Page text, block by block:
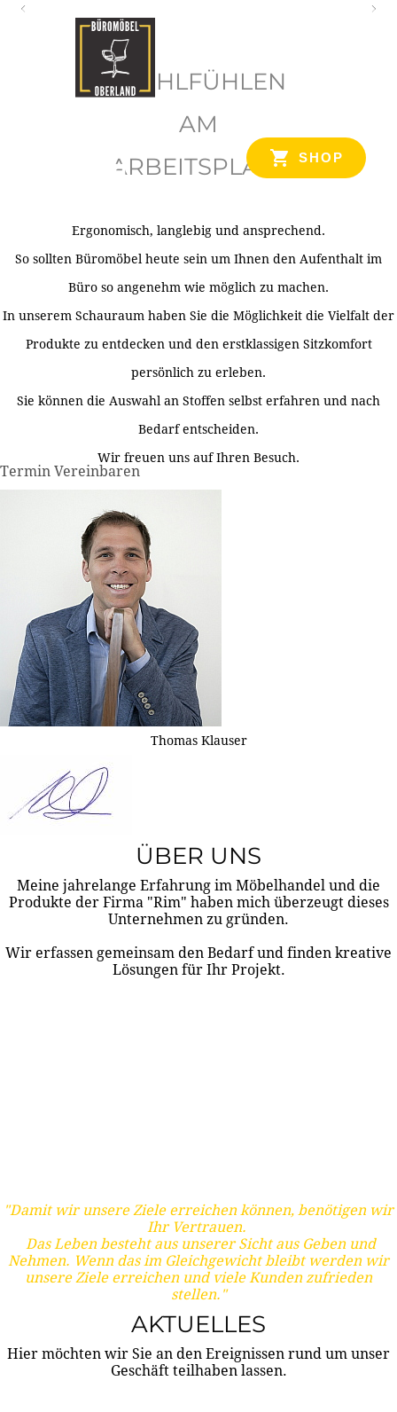
SHOP
WOHLFÜHLEN
AM
ARBEITSPLATZ
Ergonomisch, langlebig und ansprechend.
So sollten Büromöbel heute sein um Ihnen den Aufenthalt im
Büro so angenehm wie möglich zu machen.
In unserem Schauraum haben Sie die Möglichkeit die Vielfalt der
Produkte zu entdecken und den erstklassigen Sitzkomfort
persönlich zu erleben.
Sie können die Auswahl an Stoffen selbst erfahren und nach
Bedarf entscheiden.
Wir freuen uns auf Ihren Besuch.
Termin Vereinbaren
Thomas Klauser
ÜBER UNS
Meine jahrelange Erfahrung im Möbelhandel und die
Produkte der Firma "Rim" haben mich überzeugt dieses
Unternehmen zu gründen.
Wir erfassen gemeinsam den Bedarf und finden kreative
Lösungen für Ihr Projekt.
"Damit wir unsere Ziele erreichen können, benötigen wir
Ihr Vertrauen.
Das Leben besteht aus unserer Sicht aus Geben und
Nehmen. Wenn das im Gleichgewicht bleibt werden wir
unsere Ziele erreichen und viele Kunden zufrieden
stellen."
AKTUELLES
Hier möchten wir Sie an den Ereignissen rund um unser
Geschäft teilhaben lassen.